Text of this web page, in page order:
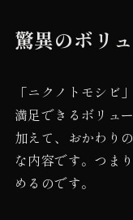
驚異のボリ
「ニクノトモシビ
満足できるボリュ
加えて、おかわり
な内容です。つま
めるのです。